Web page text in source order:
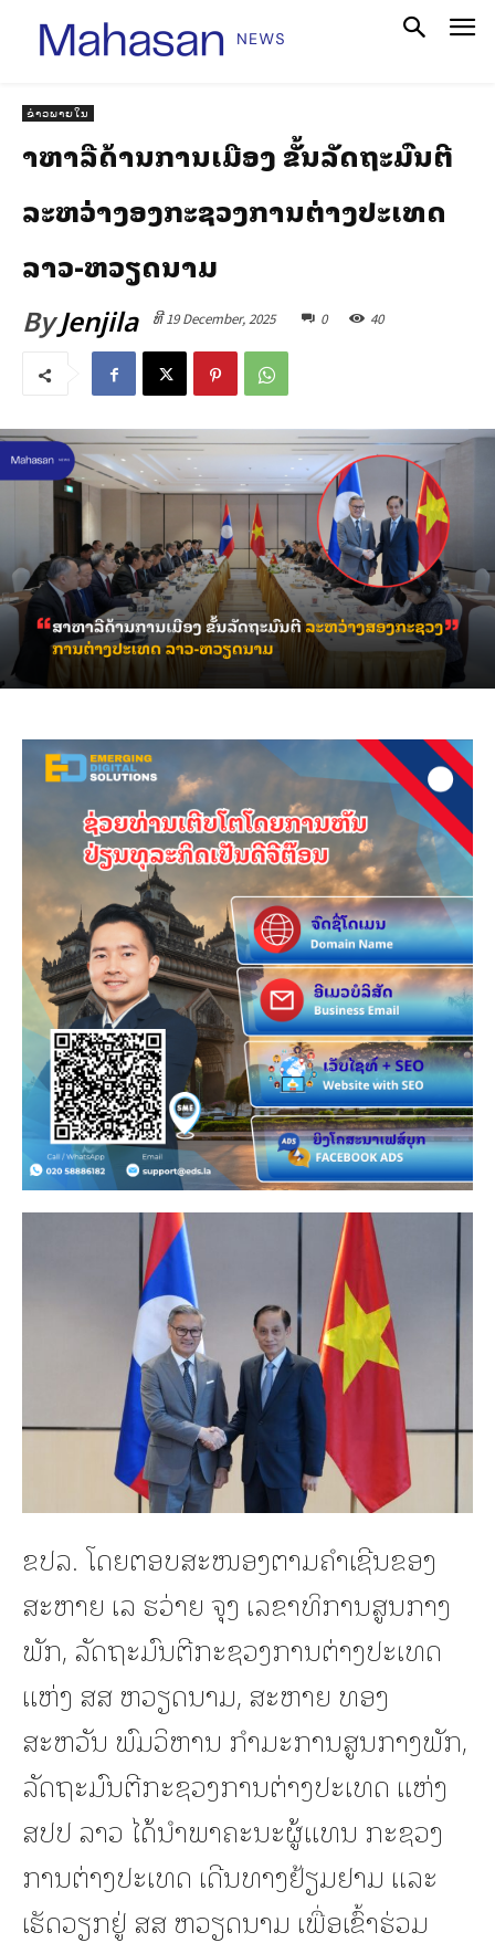
ຂ່າວພາຍໃນ
ສາຫາລືດ້ານການເມືອງ ຂັ້ນລັດຖະມົນຕີ
ລະຫວ່າງສອງກະຊວງການຕ່າງປະເທດ
ລາວ-ຫວຽດນາມ
ByJenjila ທີ 19 December, 2025 0 40
ຂປລ. ໂດຍຕອບສະໜອງຕາມຄຳເຊີນຂອງ
ສະຫາຍ ເລ ຮວ່າຍ ຈຸງ ເລຂາທິການສູນກາງ
ພັກ, ລັດຖະມົນຕີກະຊວງການຕ່າງປະເທດ
ແຫ່ງ ສສ ຫວຽດນາມ, ສະຫາຍ ທອງ
ສະຫວັນ ພົມວິຫານ ກໍາມະການສູນກາງພັກ,
ລັດຖະມົນຕີກະຊວງການຕ່າງປະເທດ ແຫ່ງ
ສປປ ລາວ ໄດ້ນໍາພາຄະນະຜູ້ແທນ ກະຊວງ
ການຕ່າງປະເທດ ເດີນທາງຢ້ຽມຢາມ ແລະ
ເຮັດວຽກຢູ່ ສສ ຫວຽດນາມ ເພື່ອເຂົ້າຮ່ວມ